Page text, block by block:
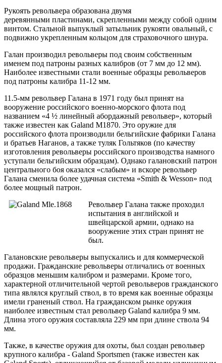
Рукоять револьвера образована двумя
деревянными пластинами, скрепленными между собой одним
винтом. Стальной выпуклый затыльник рукояти овальный, с
подвижно укрепленным кольцом для страховочного шнура.
Галан производил револьверы под своим собственным
именем под патроны разных калибров (от 7 мм до 12 мм).
Наиболее известными стали военные образцы револьверов
под патроны калибра 11-12 мм.
11.5-мм револьвер Галана в 1971 году был принят на
вооружение российского военно-морского флота под
названием «4 ½ линейный абордажный револьвер», который
также известен как Galand M1870. Это оружие для
российского флота производили бельгийские фабрики Галана
и братьев Наганов, а также туляк Гольтяков (по качеству
изготовления револьверы российского производства намного
уступали бельгийским образцам). Однако галановский патрон
центрального боя оказался «слабым» и вскоре револьвер
Галана сменила более удачная система «Smith & Wesson» под
более мощный патрон.
Револьвер Галана также проходил
испытания в английской и
швейцарской армии, однако на
вооружение этих стран принят не
был.
Галановские револьверы выпускались и для коммерческой
продажи. Гражданские револьверы отличались от военных
образцов меньшим калибром и размерами. Кроме того,
характерной отличительной чертой револьверов гражданского
типа являлся круглый ствол, в то время как военные образцы
имели граненый ствол. На гражданском рынке оружия
наиболее известным стал револьвер Galand калибра 9 мм.
Длина этого оружия составляла 229 мм при длине ствола 94
мм.
Также, в качестве оружия для охоты, был создан револьвер
крупного калибра - Galand Sportsmen (также известен как